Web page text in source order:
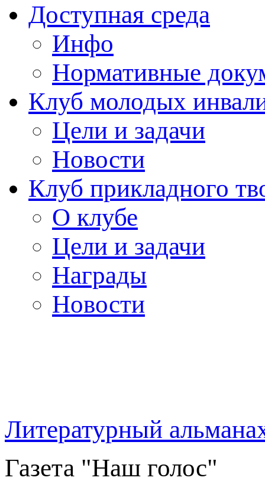
Доступная среда
Инфо
Нормативные
Клуб молодых
Цели и задачи
Новости
Клуб прикладного
О клубе
Цели и задачи
Награды
Новости
Литературный
Газета "Наш голос"